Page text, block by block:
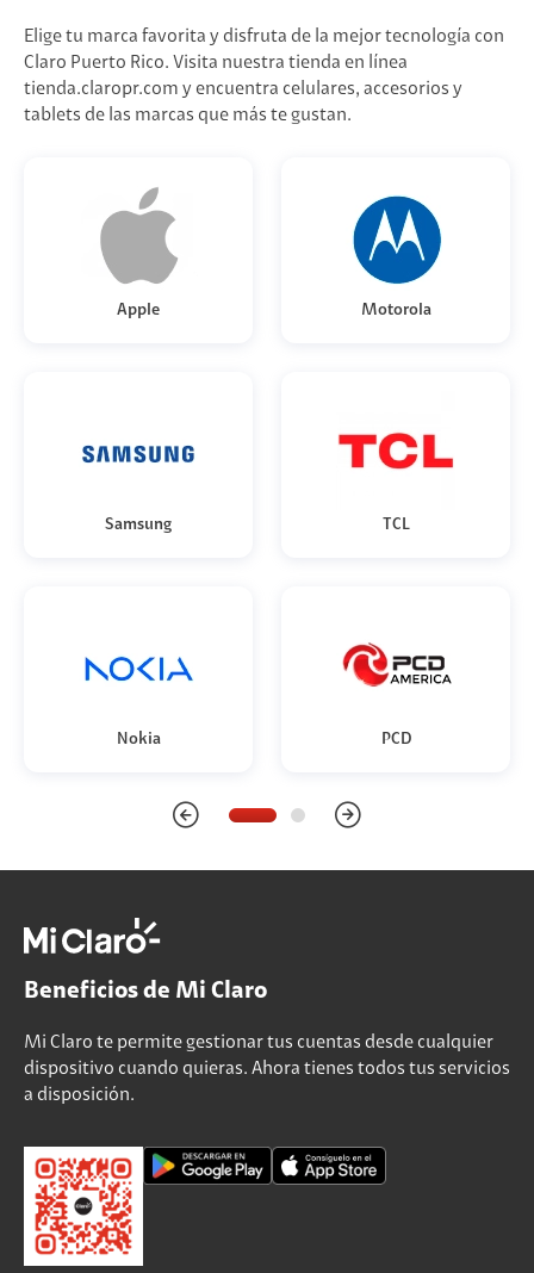
Elige tu marca favorita y disfruta de la mejor tecnología con
Claro Puerto Rico. Visita nuestra tienda en línea
tienda.claropr.com y encuentra celulares, accesorios y
tablets de las marcas que más te gustan.
Apple
Samsung
Nokia
Motorola
TCL
PCD
Beneficios de Mi Claro
Mi Claro te permite gestionar tus cuentas desde cualquier
dispositivo cuando quieras. Ahora tienes todos tus servicios
a disposición.